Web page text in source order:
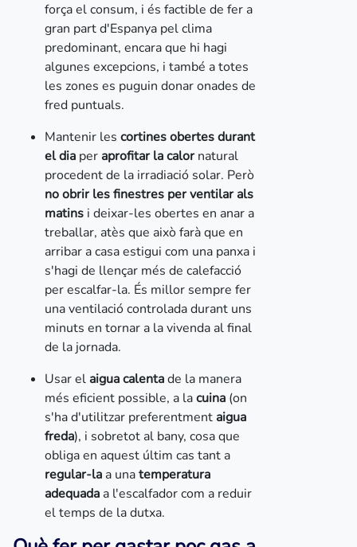
força el consum, i és factible de fer a
gran part d'Espanya pel clima
predominant, encara que hi hagi
algunes excepcions, i també a totes
les zones es puguin donar onades de
fred puntuals.
Mantenir les cortines obertes durant
el dia per aprofitar la calornatural
procedent de la irradiació solar. Però
no obrir les finestres per ventilar als
matins i deixar-les obertes en anar a
treballar, atès que això farà que en
arribar a casa estigui com una panxa i
s'hagi de llençar més de calefacció
per escalfar-la. És millor sempre fer
una ventilació controlada durant uns
minuts en tornar a la vivenda al final
de la jornada.
Usar el aigua calentade la manera
més eficient possible, a lacuina (on
s'ha d'utilitzar preferentment aigua
freda), i sobretot al bany, cosa que
obliga en aquest últim cas tant a
regular-la a unatemperatura
adequada a l'escalfador com a reduir
el temps de la dutxa.